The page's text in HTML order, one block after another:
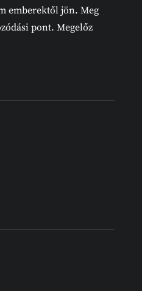
emberektől jön. Meg
pont. Megelőz